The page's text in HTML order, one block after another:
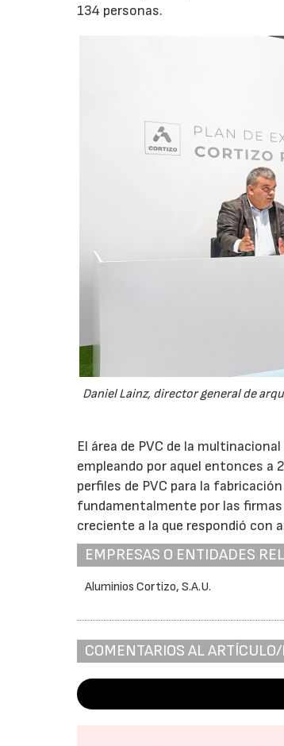
134 personas.
Daniel Lainz, director general de
El área de PVC de la
empleando por aquel entonces a
perfiles de PVC para la
fundamentalmente por las
creciente a la que respondió con
EMPRESAS O ENTIDADES
Aluminios Cortizo, S.A.U.
COMENTARIOS AL